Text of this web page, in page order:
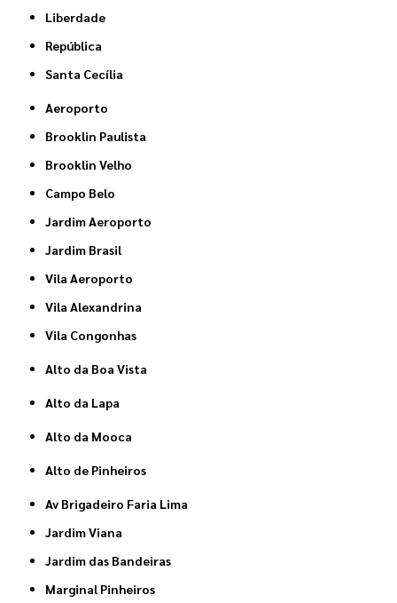
Liberdade
República
Santa Cecília
Aeroporto
Brooklin Paulista
Brooklin Velho
Campo Belo
Jardim Aeroporto
Jardim Brasil
Vila Aeroporto
Vila Alexandrina
Vila Congonhas
Alto da Boa Vista
Alto da Lapa
Alto da Mooca
Alto de Pinheiros
Av Brigadeiro Faria Lima
Jardim Viana
Jardim das Bandeiras
Marginal Pinheiros